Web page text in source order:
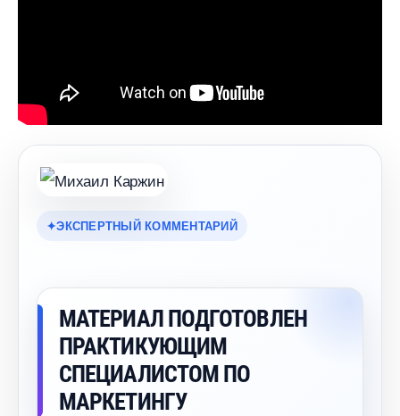
ЭКСПЕРТНЫЙ КОММЕНТАРИЙ
МАТЕРИАЛ ПОДГОТОВЛЕН
ПРАКТИКУЮЩИМ
СПЕЦИАЛИСТОМ ПО
МАРКЕТИНГУ